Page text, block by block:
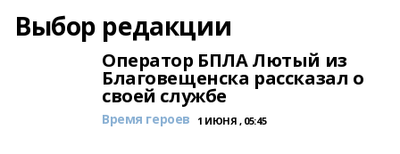
Выбор редакции
Оператор БПЛА Лютый из
Благовещенска рассказал о
своей службе
Время героев 1 ИЮНЯ , 05:45